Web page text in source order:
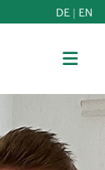
DE | EN